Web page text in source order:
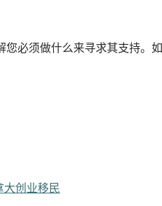
必须做什么来寻求其支持。
大创业移民